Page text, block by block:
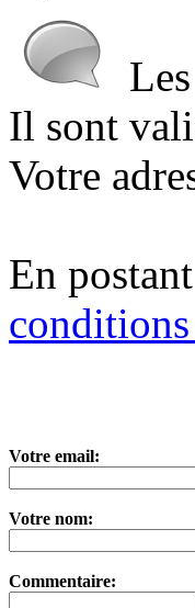
Il sont
Votre
En
Votre email:
Votre nom:
Commentaire: